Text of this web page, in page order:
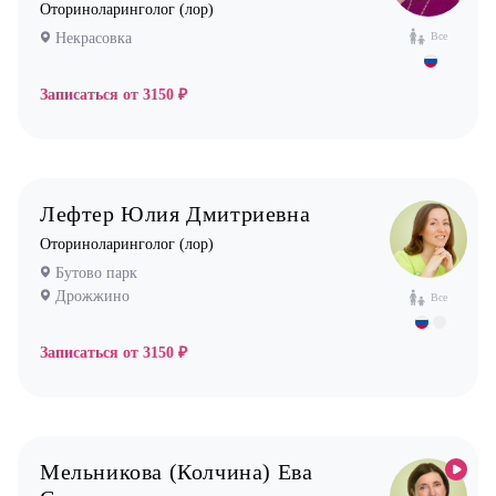
Остеопат
Офтальмолог (Окулист)
Пульмонолог
Стоматолог ортодонт
Стоматолог хирург
Уролог
Все
Оториноларинголог (лор)
Некрасовка
Записаться от 3150 ₽
Все
Лефтер Юлия Дмитриевна
Оториноларинголог (лор)
Бутово парк
Дрожжино
Записаться от 3150 ₽
Мельникова (Колчина) Ева